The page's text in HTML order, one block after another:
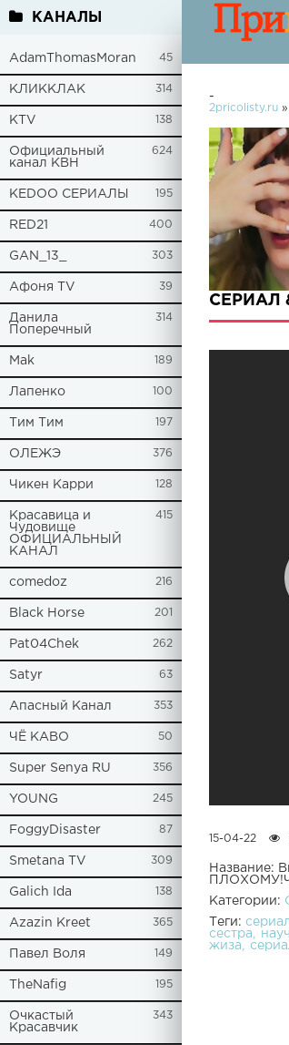
КАНАЛЫ
AdamThomasMoran 45
КЛИККЛАК 314
KTV 138
Официальный
канал КВН
624
KEDOO СЕРИАЛЫ 195
RED21 400
GAN_13_ 303
Афоня TV 39
Данила
Поперечный
314
Mak 189
Лапенко 100
Tим Тим 197
ОЛЕЖЭ 376
Чикен Карри 128
Красавица и
Чудовище
ОФИЦИАЛЬНЫЙ
КАНАЛ
415
comedoz 216
Black Horse 201
Pat04Chek 262
Satyr 63
Апасный Канал 353
ЧЁ КАВО 50
Super Senya RU 356
YOUNG 245
FoggyDisaster 87
Smetana TV 309
Galich Ida 138
Azazin Kreet 365
Павел Воля 149
TheNafig 195
Очкастый
Красавчик
343
-
2pricolisty.ru »
СЕРИАЛ
15-04-22
Название:
Категории:
Теги:
сестра
жиза